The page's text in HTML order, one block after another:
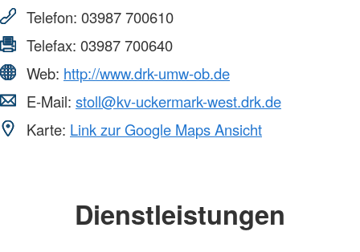
Telefon: 03987 700610
Telefax: 03987 700640
Web: http://www.drk-umw-ob.de
E-Mail: stoll@kv-uckermark-west.drk.de
Karte: Link zur Google Maps Ansicht
Dienstleistungen